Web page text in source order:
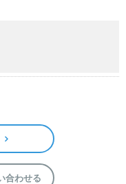
合わせる